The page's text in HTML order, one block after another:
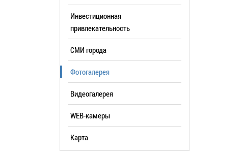
Инвестиционная
привлекательность
СМИ города
Фотогалерея
Видеогалерея
WEB-камеры
Карта